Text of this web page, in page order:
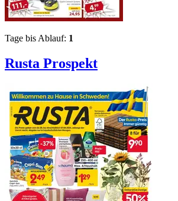
Tage bis Ablauf: 1
Rusta Prospekt